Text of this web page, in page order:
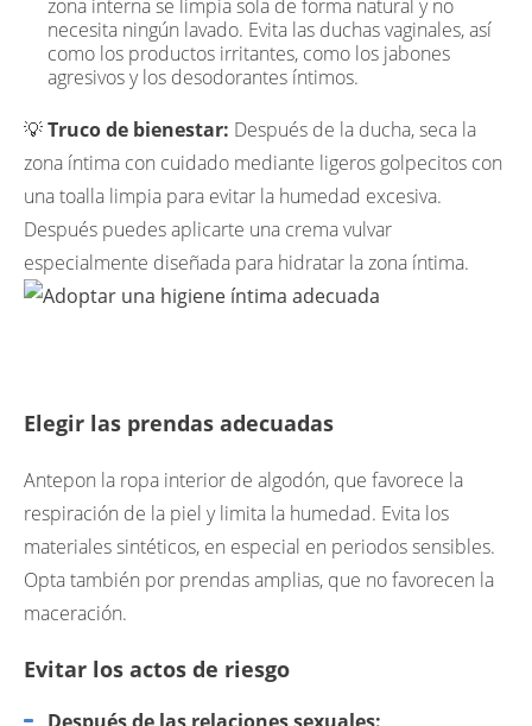
zona interna se limpia sola de forma natural y no
necesita ningún lavado. Evita las duchas vaginales, así
como los productos irritantes, como los jabones
agresivos y los desodorantes íntimos.
💡Truco de bienestar: Después de la ducha, seca la
zona íntima con cuidado mediante ligeros golpecitos con
una toalla limpia para evitar la humedad excesiva.
Después puedes aplicarte una crema vulvar
especialmente diseñada para hidratar la zona íntima.
Elegir las prendas adecuadas
Antepon la ropa interior de algodón, que favorece la
respiración de la piel y limita la humedad. Evita los
materiales sintéticos, en especial en periodos sensibles.
Opta también por prendas amplias, que no favorecen la
maceración.
Evitar los actos de riesgo